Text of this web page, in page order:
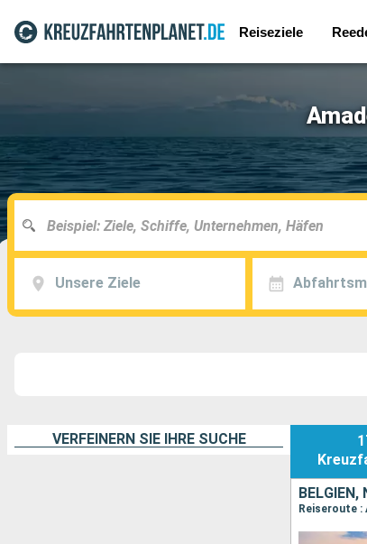
Reiseziele
Unsere Ziele
VERFEINERN SIE IHRE SUCHE
BELGIEN,
Reiseroute